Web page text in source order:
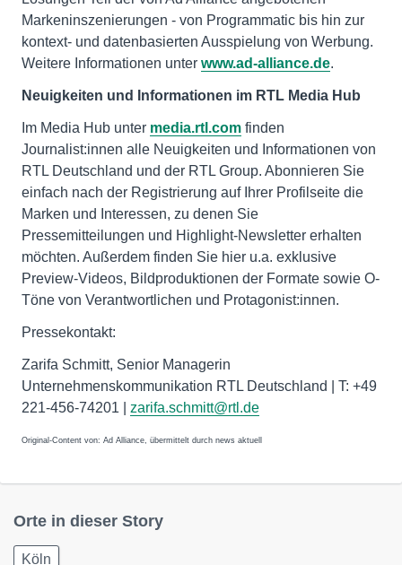
Markeninszenierungen - von Programmatic bis hin zur
kontext- und datenbasierten Ausspielung von Werbung.
Weitere Informationen unter www.ad-alliance.de.
Neuigkeiten und Informationen im RTL Media Hub
Im Media Hub unter media.rtl.com finden
Journalist:innen alle Neuigkeiten und Informationen von
RTL Deutschland und der RTL Group. Abonnieren Sie
einfach nach der Registrierung auf Ihrer Profilseite die
Marken und Interessen, zu denen Sie
Pressemitteilungen und Highlight-Newsletter erhalten
möchten. Außerdem finden Sie hier u.a. exklusive
Preview-Videos, Bildproduktionen der Formate sowie O-
Töne von Verantwortlichen und Protagonist:innen.
Pressekontakt:
Zarifa Schmitt, Senior Managerin
Unternehmenskommunikation RTL Deutschland | T: +49
221-456-74201 | zarifa.schmitt@rtl.de
Original-Content von: Ad Alliance, übermittelt durch news aktuell
Orte in dieser Story
Köln